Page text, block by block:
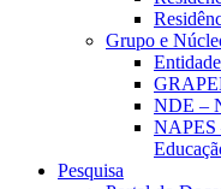
Grupo e
NDE –
NAPES
Pesquisa